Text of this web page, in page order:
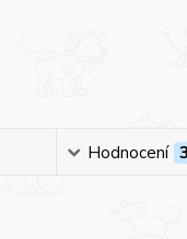
Hodnocení 3